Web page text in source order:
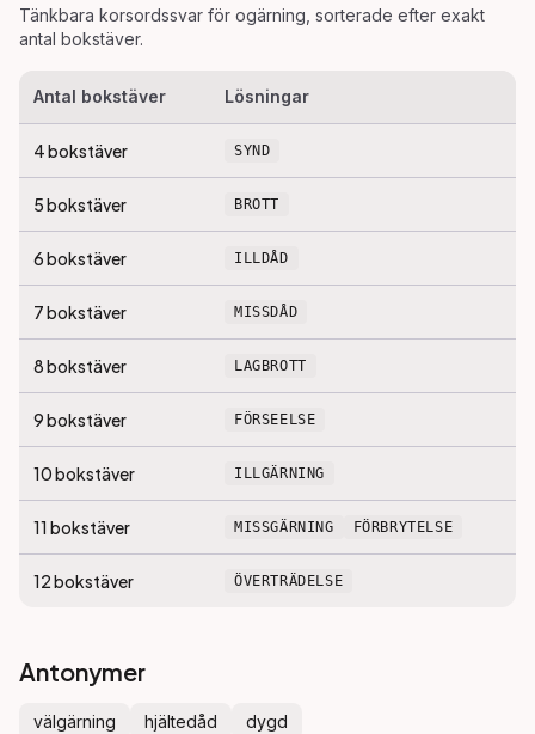
Tänkbara korsordssvar för ogärning , sorterade efter exakt
antal bokstäver.
Antal bokstäver Lösningar
4bokstäver SYND
5bokstäver BROTT
6bokstäver ILLDÅD
7bokstäver MISSDÅD
8bokstäver LAGBROTT
9bokstäver FÖRSEELSE
10bokstäver ILLGÄRNING
11 bokstäver MISSGÄRNING FÖRBRYTELSE
12bokstäver ÖVERTRÄDELSE
Antonymer
välgärning hjältedåd dygd